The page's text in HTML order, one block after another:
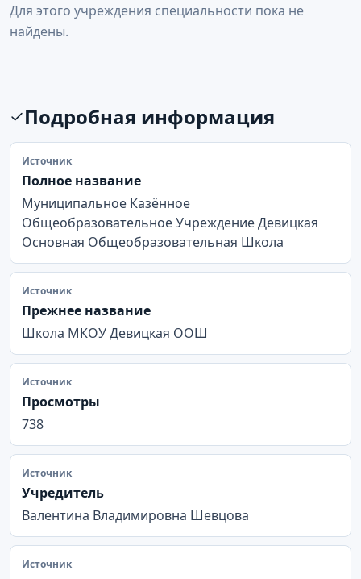
Для этого учреждения специальности пока не
найдены.
Подробная информация
Источник
Полное название
Муниципальное Казённое
Общеобразовательное Учреждение Девицкая
Основная Общеобразовательная Школа
Источник
Прежнее название
Школа МКОУ Девицкая ООШ
Источник
Просмотры
738
Источник
Учредитель
Валентина Владимировна Шевцова
Источник